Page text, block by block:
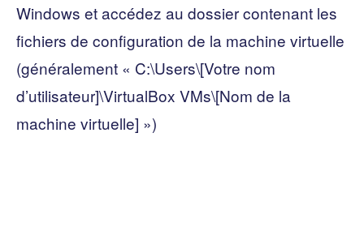
Windows et accédez au dossier contenant les
fichiers de configuration de la machine virtuelle
(généralement « C:\Users\[Votre nom
d’utilisateur]\VirtualBox VMs\[Nom de la
machine virtuelle] »)